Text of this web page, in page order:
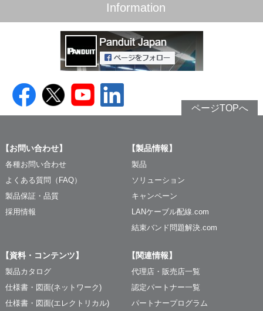
Information
ページTOPへ
【お問い合わせ】
各種お問い合わせ
よくある質問（FAQ）
製品保証・品質
採用情報
【製品情報】
製品
ソリューション
キャンペーン
LANケーブル配線.com
結束バンド問題解決.com
【資料・コンテンツ】
製品カタログ
仕様書・図面(ネットワーク)
仕様書・図面(エレクトリカル)
【関連情報】
代理店・販売店一覧
認定パートナー一覧
パートナープログラム